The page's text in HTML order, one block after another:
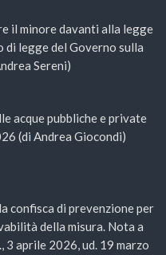
il minore davanti alla legge
di legge del Governo sulla
Sereni)
acque pubbliche e private
(di Andrea Giocondi)
confisca di prevenzione per
della misura. Nota a
3 aprile 2026, ud. 19 marzo